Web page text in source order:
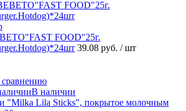
FOOD"25г.
39.08 руб. / шт
В наличии